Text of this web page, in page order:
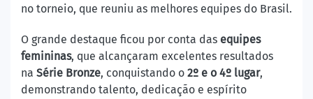
no torneio, que reuniu as melhores equipes do Brasil.
O grande destaque ficou por conta das equipes
femininas, que alcançaram excelentes resultados
na Série Bronze, conquistando o 2º e o 4º lugar,
demonstrando talento, dedicação e espírito